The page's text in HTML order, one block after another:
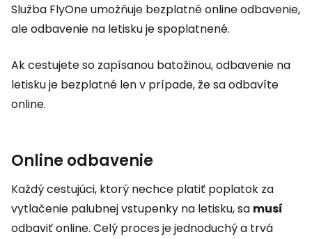
Služba FlyOne umožňuje bezplatné online odbavenie,
ale odbavenie na letisku je spoplatnené.
Ak cestujete so zapísanou batožinou, odbavenie na
letisku je bezplatné len v prípade, že sa odbavíte
online.
Online odbavenie
Každý cestujúci, ktorý nechce platiť poplatok za
vytlačenie palubnej vstupenky na letisku, sa musí
odbaviť online. Celý proces je jednoduchý a trvá